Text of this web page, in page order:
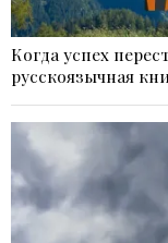
Когда успех
русскоязычная